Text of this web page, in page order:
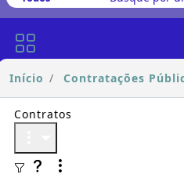
Início Contratações
Contratos